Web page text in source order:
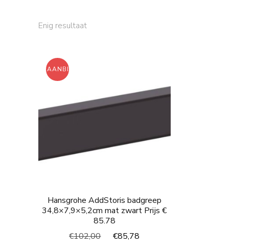
Enig resultaat
AANBIEDING!
Hansgrohe AddStoris badgreep
34,8×7,9×5,2cm mat zwart Prijs €
85.78
€102,00
Oorspronkelijke
€85,78